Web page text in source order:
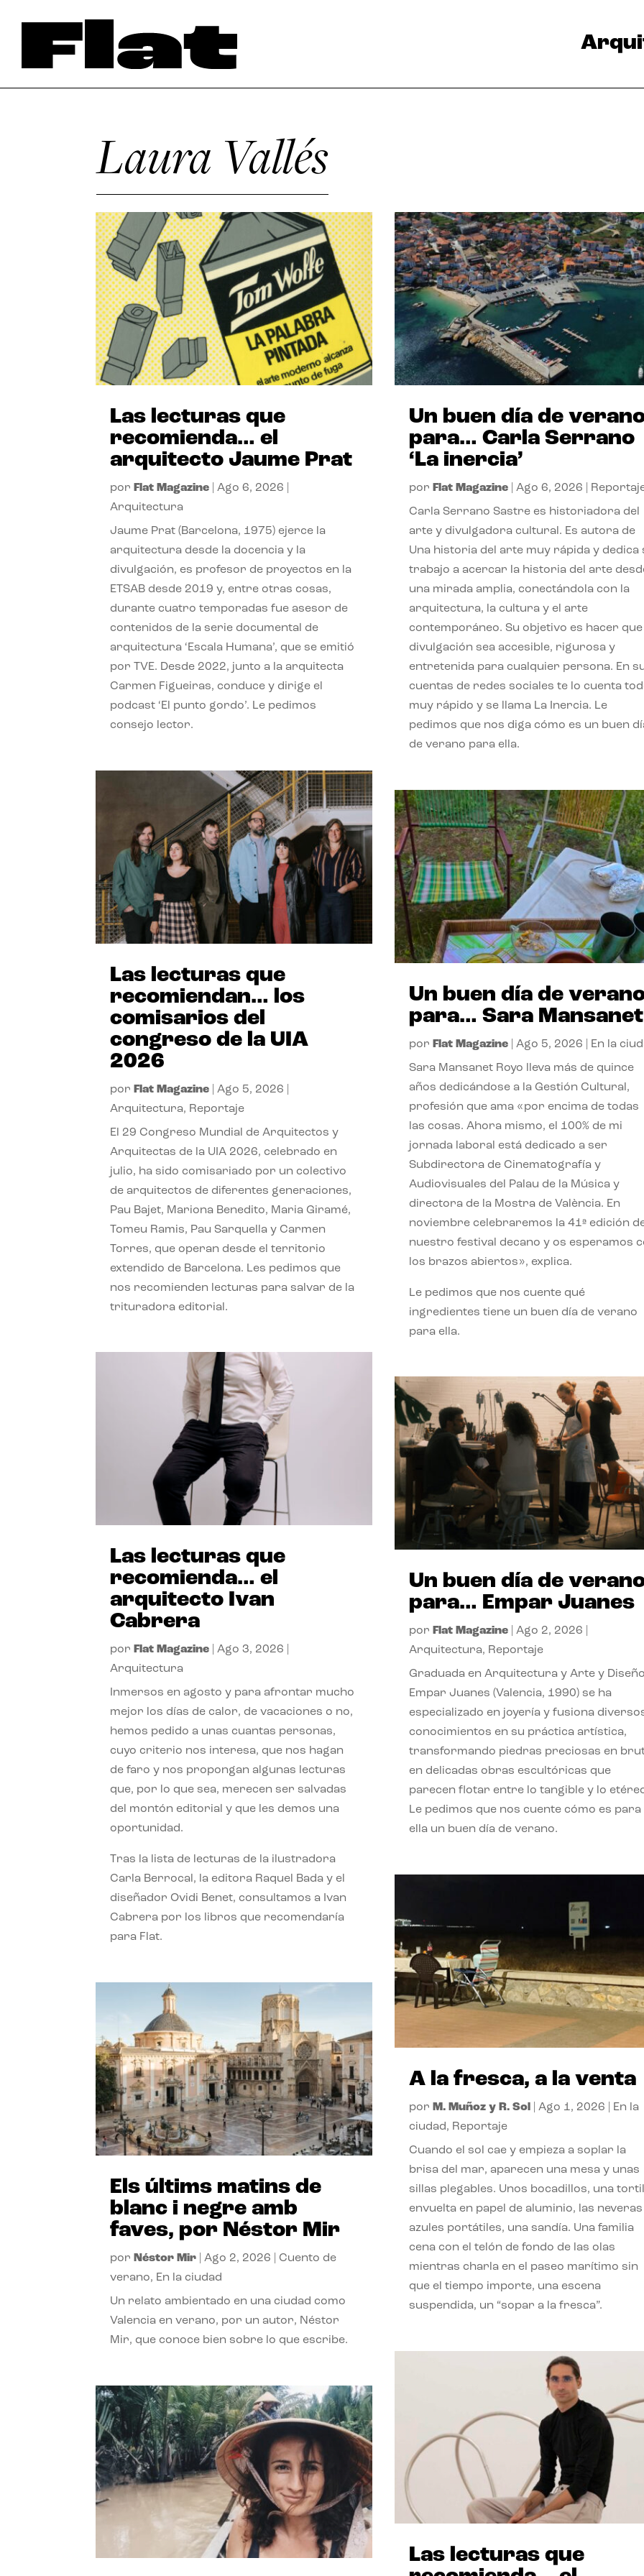
Laura Vallés
Las lecturas que
recomienda… el
arquitecto Jaume Prat
por Flat Magazine |Ago 6, 2026
Arquitectura
Jaume Prat (Barcelona, 1975) ejerce la
arquitectura desde la docencia y la
divulgación, es profesor de proyectos en la
ETSAB desde 2019 y, entre otras cosas,
durante cuatro temporadas fue asesor de
contenidos de la serie documental de
arquitectura ‘Escala Humana’, que se emitió
por TVE. Desde 2022, junto a la arquitecta
Carmen Figueiras, conduce y dirige el
podcast ‘El punto gordo’. Le pedimos
consejo lector.
Las lecturas que
recomiendan… los
comisarios del
congreso de la UIA
2026
por Flat Magazine |Ago 5, 2026
Arquitectura, Reportaje
El 29 Congreso Mundial de Arquitectos y
Arquitectas de la UIA 2026, celebrado en
julio, ha sido comisariado por un colectivo
de arquitectos de diferentes generaciones,
Pau Bajet, Mariona Benedito, Maria Giramé,
Tomeu Ramis, Pau Sarquella y Carmen
Torres, que operan desde el territorio
extendido de Barcelona. Les pedimos que
nos recomienden lecturas para salvar de la
trituradora editorial.
Las lecturas que
recomienda… el
arquitecto Ivan
Cabrera
por Flat Magazine |Ago 3, 2026
Arquitectura
Inmersos en agosto y para afrontar mucho
mejor los días de calor, de vacaciones o no,
hemos pedido a unas cuantas personas,
cuyo criterio nos interesa, que nos hagan
de faro y nos propongan algunas lecturas
que, por lo que sea, merecen ser salvadas
del montón editorial y que les demos una
oportunidad.
Tras la lista de lecturas de la ilustradora
Carla Berrocal, la editora Raquel Bada y el
diseñador Ovidi Benet, consultamos a Ivan
Cabrera por los libros que recomendaría
para Flat.
Els últims matins de
blanc i negre amb
faves, por Néstor Mir
por Néstor Mir |Ago 2, 2026 |Cuento de
verano, En la ciudad
Un relato ambientado en una ciudad como
Valencia en verano, por un autor, Néstor
Mir, que conoce bien sobre lo que escribe.
Un buen día de
para… Carla Serrano
‘La inercia’
por Flat Magazine| Ago 6, 2026
Carla Serrano Sastre es historiadora del
arte y divulgadora cultural. Es autora de
Una historia del arte muy rápida y dedica
trabajo a acercar la historia del arte
una mirada amplia, conectándola con la
arquitectura, la cultura y el arte
contemporáneo. Su objetivo es hacer que
divulgación sea accesible, rigurosa y
entretenida para cualquier persona. En
cuentas de redes sociales te lo cuenta
muy rápido y se llama La Inercia. Le
pedimos que nos diga cómo es un buen
de verano para ella.
Un buen día de
para… Sara Mansanet
por Flat Magazine| Ago 5, 2026 En la
Sara Mansanet Royo lleva más de quince
años dedicándose a la Gestión Cultural,
profesión que ama «por encima de todas
las cosas. Ahora mismo, el 100% de mi
jornada laboral está dedicado a ser
Subdirectora de Cinematografía y
Audiovisuales del Palau de la Música y
directora de la Mostra de València. En
noviembre celebraremos la 41ª edición
nuestro festival decano y os esperamos
los brazos abiertos», explica.
Le pedimos que nos cuente qué
ingredientes tiene un buen día de verano
para ella.
Un buen día de
para… Empar Juanes
por Flat Magazine| Ago 2, 2026
Arquitectura, Reportaje
Graduada en Arquitectura y Arte y
Empar Juanes (Valencia, 1990) se ha
especializado en joyería y fusiona
conocimientos en su práctica artística,
transformando piedras preciosas en
en delicadas obras escultóricas que
parecen flotar entre lo tangible y lo
Le pedimos que nos cuente cómo es para
ella un buen día de verano.
A la fresca, a la venta
por M. Muñoz y R. Sol Ago 1, 2026
En la
ciudad, Reportaje
Cuando el sol cae y empieza a soplar la
brisa del mar, aparecen una mesa y unas
sillas plegables. Unos bocadillos, una
envuelta en papel de aluminio, las neveras
azules portátiles, una sandía. Una familia
cena con el telón de fondo de las olas
mientras charla en el paseo marítimo sin
que el tiempo importe, una escena
suspendida, un “sopar a la fresca”.
Las lecturas que